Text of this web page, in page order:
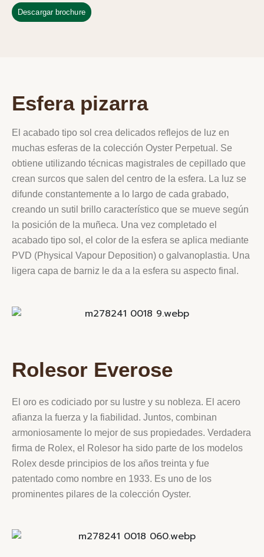
Descargar brochure
Esfera pizarra
El acabado tipo sol crea delicados reflejos de luz en
muchas esferas de la colección Oyster Perpetual. Se
obtiene utilizando técnicas magistrales de cepillado que
crean surcos que salen del centro de la esfera. La luz se
difunde constantemente a lo largo de cada grabado,
creando un sutil brillo característico que se mueve según
la posición de la muñeca. Una vez completado el
acabado tipo sol, el color de la esfera se aplica mediante
PVD (Physical Vapour Deposition) o galvanoplastia. Una
ligera capa de barniz le da a la esfera su aspecto final.
Rolesor Everose
El oro es codiciado por su lustre y su nobleza. El acero
afianza la fuerza y la fiabilidad. Juntos, combinan
armoniosamente lo mejor de sus propiedades. Verdadera
firma de Rolex, el Rolesor ha sido parte de los modelos
Rolex desde principios de los años treinta y fue
patentado como nombre en 1933. Es uno de los
prominentes pilares de la colección Oyster.